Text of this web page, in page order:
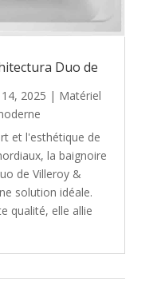
Duo de
14, 2025 | Matériel
et l'esthétique de
la baignoire
de Villeroy &
solution idéale.
qualité, elle allie